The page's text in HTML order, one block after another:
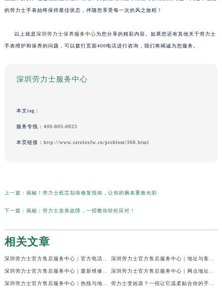
的劳力士手表始终保持最佳状态，伴随您享受每一次的风之旅程！
以上就是深圳劳力士保养服务中心为您分享的精彩内容。如果您还有其他关于劳力士
手表维护和保养的问题，可以拨打页面400电话进行咨询，我们将竭诚为您服务。
深圳劳力士服务中心
本文tag：
服务专线： 400-805-0023
本页链接： http://www.szrolexfw.cn/problem/368.html
上一篇： 揭秘！劳力士机芯划痕修复指南，让你的腕表重焕光彩
下一篇： 揭秘：劳力士发条故障，一招教你轻松应对！
相关文章